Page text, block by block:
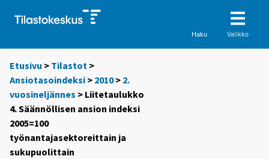
Haku Valikko
Etusivu > Tilastot >
Ansiotasoindeksi > 2010> 2.
vuosineljännes > Liitetaulukko
4. Säännöllisen ansion indeksi
2005=100
työnantajasektoreittain ja
sukupuolittain